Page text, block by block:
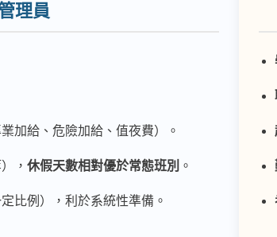
理員
業加給、危險加給、值夜費）。
， 休假天數相對優於常態班別 。
比例），利於系統性準備。